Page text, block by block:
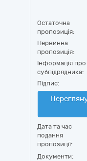
Остаточна
пропозиція:
Первинна
пропозиція:
Інформація про
субпідрядника:
Підпис:
Дата та час
подання
пропозиції:
Документи: